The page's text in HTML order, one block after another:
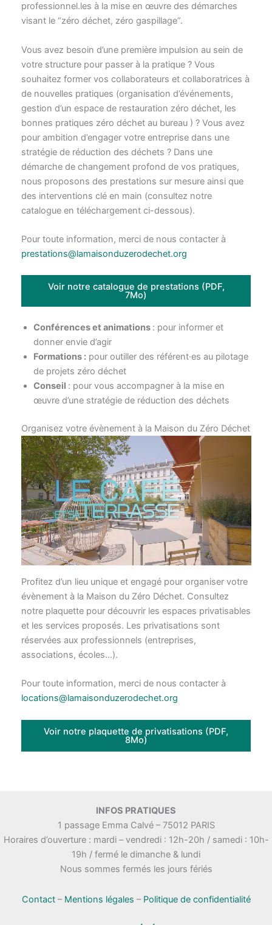
professionnel.les à la mise en œuvre des démarches
visant le “zéro déchet, zéro gaspillage”.
Vous avez besoin d’une première impulsion au sein de
votre structure pour passer à la pratique ? Vous
souhaitez former vos collaborateurs et collaboratrices à
de nouvelles pratiques (organisation d’événements,
gestion d’un espace de restauration zéro déchet, les
bonnes pratiques zéro déchet au bureau ) ? Vous avez
pour ambition d’engager votre entreprise dans une
stratégie de réduction des déchets ? Dans une
démarche de changement profond de vos pratiques,
nous proposons des prestations sur mesure ainsi que
des interventions clé en main (consultez notre
catalogue en téléchargement ci-dessous).
Pour toute information, merci de nous contacter à
prestations@lamaisonduzerodechet.org
Voir notre catalogue de prestations (PDF,
7Mo)
Conférences et animations : pour informer et
donner envie d’agir
Formations :pour outiller des référent·es au pilotage
de projets zéro déchet
Conseil : pour vous accompagner à la mise en
œuvre d’une stratégie de réduction des déchets
Organisez votre évènement à la Maison du Zéro Déchet
Profitez d’un lieu unique et engagé pour organiser votre
évènement à la Maison du Zéro Déchet. Consultez
notre plaquette pour découvrir les espaces privatisables
et les services proposés. Les privatisations sont
réservées aux professionnels (entreprises,
associations, écoles…).
Pour toute information, merci de nous contacter à
locations@lamaisonduzerodechet.org
Voir notre plaquette de privatisations (PDF,
8Mo)
INFOS PRATIQUES
1 passage Emma Calvé – 75012 PARIS
Horaires d’ouverture : mardi – vendredi : 12h-20h / samedi : 10h-
19h / fermé le dimanche & lundi
Nous sommes fermés les jours fériés
Contact– Mentions légales – Politique de confidentialité